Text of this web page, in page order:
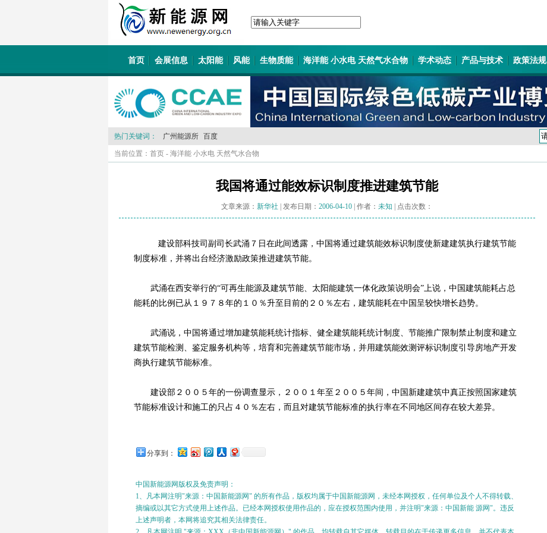
首页 会展信息 太阳能 风能 生物质能 海洋能 小水电 天然气水合物 学术动态 产品与技术 政策法规
热门关键词： 广州能源所 百度
当前位置： 首页 - 海洋能 小水电 天然气水合物
我国将通过能效标识制度推进建筑节能
文章来源： 新华社 | 发布日期： 2006-04-10 | 作者： 未知 | 点击次数：
建设部科技司副司长武涌７日在此间透露，中国将通过建筑能效标识制度使新建建筑执行建筑节能
制度标准，并将出台经济激励政策推进建筑节能。
武涌在西安举行的“可再生能源及建筑节能、太阳能建筑一体化政策说明会”上说，中国建筑能耗占总
能耗的比例已从１９７８年的１０％升至目前的２０％左右，建筑能耗在中国呈较快增长趋势。
武涌说，中国将通过增加建筑能耗统计指标、健全建筑能耗统计制度、节能推广限制禁止制度和建立
建筑节能检测、鉴定服务机构等，培育和完善建筑节能市场，并用建筑能效测评标识制度引导房地产开发
商执行建筑节能标准。
建设部２００５年的一份调查显示，２００１年至２００５年间，中国新建建筑中真正按照国家建筑
节能标准设计和施工的只占４０％左右，而且对建筑节能标准的执行率在不同地区间存在较大差异。
分享到：
中国新能源网版权及免责声明：
1、凡本网注明"来源：中国新能源网" 的所有作品，版权均属于中国新能源网，未经本网授权，任何单位及个人不得转载、
摘编或以其它方式使用上述作品。已经本网授权使用作品的，应在授权范围内使用，并注明"来源：中国新能 源网"。违反
上述声明者，本网将追究其相关法律责任。